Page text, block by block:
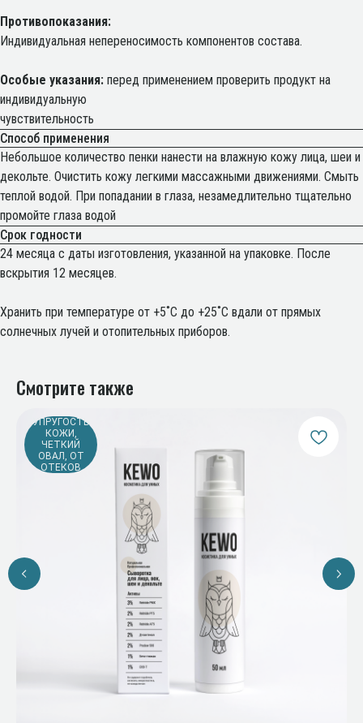
Противопоказания:
Индивидуальная непереносимость компонентов состава.
Особые указания: перед применением проверить продукт на
индивидуальную
чувствительность
Способ применения
Небольшое количество пенки нанести на влажную кожу лица, шеи и
декольте. Очистить кожу легкими массажными движениями. Смыть
теплой водой. При попадании в глаза, незамедлительно тщательно
промойте глаза водой
Срок годности
24 месяца с даты изготовления, указанной на упаковке. После
вскрытия 12 месяцев.
Хранить при температуре от +5˚С до +25˚С вдали от прямых
солнечных лучей и отопительных приборов.
Смотрите также
УПРУГОСТЬ
КОЖИ,
ЧЕТКИЙ
ОВАЛ, ОТ
ОТЕКОВ